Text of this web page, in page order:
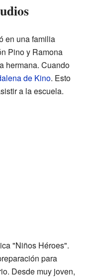
en una familia
Pino y Ramona
hermana. Cuando
de Kino. Esto
a la escuela.
"Niños Héroes".
para
Desde muy joven,